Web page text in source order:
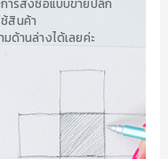
สินค้า
ด้านล่างได้เลยค่ะ